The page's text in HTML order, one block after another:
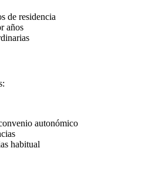
de residencia
años
autonómico
habitual